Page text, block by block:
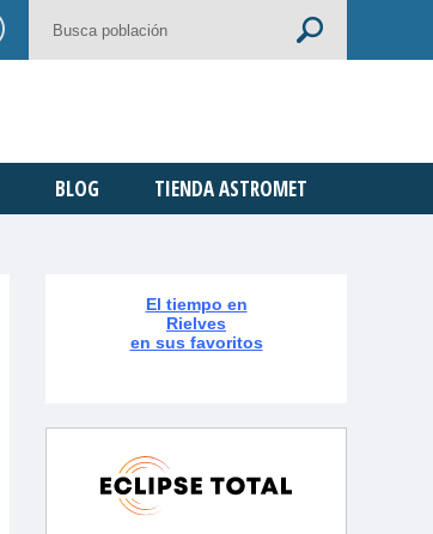
BLOG TIENDA ASTROMET
El tiempo en
Rielves
en sus favoritos